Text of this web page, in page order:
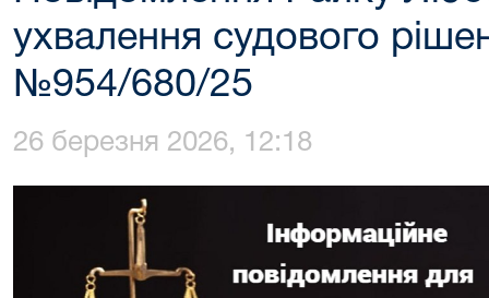
ухвалення судового
№954/680/25
26 березня 2026, 12:18